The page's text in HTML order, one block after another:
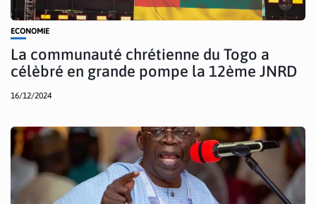
ECONOMIE
La communauté chrétienne du Togo a
célèbré en grande pompe la 12ème JNRD
16/12/2024